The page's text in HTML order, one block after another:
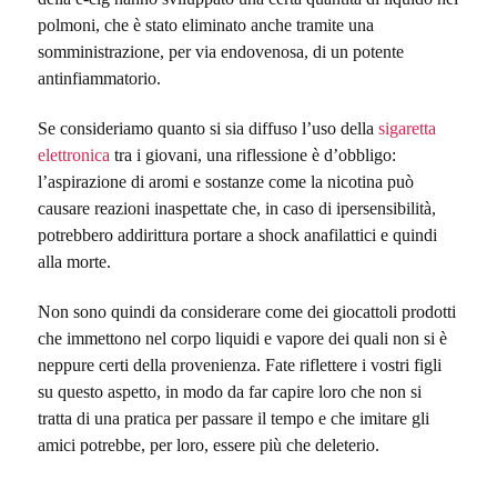
polmoni, che è stato eliminato anche tramite una
somministrazione, per via endovenosa, di un potente
antinfiammatorio.
Se consideriamo quanto si sia diffuso l’uso della sigaretta
elettronica tra i giovani, una riflessione è d’obbligo:
l’aspirazione di aromi e sostanze come la nicotina può
causare reazioni inaspettate che, in caso di ipersensibilità,
potrebbero addirittura portare a shock anafilattici e quindi
alla morte.
Non sono quindi da considerare come dei giocattoli prodotti
che immettono nel corpo liquidi e vapore dei quali non si è
neppure certi della provenienza. Fate riflettere i vostri figli
su questo aspetto, in modo da far capire loro che non si
tratta di una pratica per passare il tempo e che imitare gli
amici potrebbe, per loro, essere più che deleterio.